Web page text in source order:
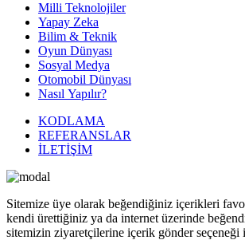
Milli Teknolojiler
Yapay Zeka
Bilim & Teknik
Oyun Dünyası
Sosyal Medya
Otomobil Dünyası
Nasıl Yapılır?
KODLAMA
REFERANSLAR
İLETİŞİM
Sitemize üye olarak beğendiğiniz içerikleri
kendi ürettiğiniz ya da internet üzerinde
sitemizin ziyaretçilerine içerik gönder seçeneği